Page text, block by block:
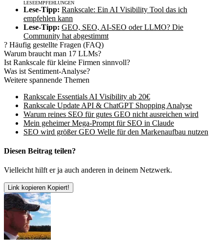
Lese-Tipp: Rankscale: Ein AI Visibility Tool das ich
empfehlen kann
Lese-Tipp: GEO, SEO, AI-SEO oder LLMO? Die
Community hat abgestimmt
? Häufig gestellte Fragen (FAQ)
Warum braucht man 17 LLMs?
Ist Rankscale für kleine Firmen sinnvoll?
Was ist Sentiment-Analyse?
Weitere spannende Themen
Rankscale Essentials AI Visibility ab 20€
Rankscale Update API & ChatGPT Shopping Analyse
Warum reines SEO für gutes GEO nicht ausreichen wird
Mein geheimer Mega-Prompt für SEO in Claude
SEO wird größer GEO Welle für den Markenaufbau nutzen
Diesen Beitrag teilen?
Vielleicht hilft er ja auch anderen in deinem Netzwerk.
Link kopieren Kopiert!